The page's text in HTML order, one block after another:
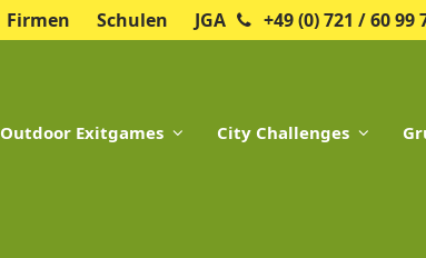
Firmen Schulen JGA +49 (0) 721 / 60 99
Outdoor Exitgames City Challenges